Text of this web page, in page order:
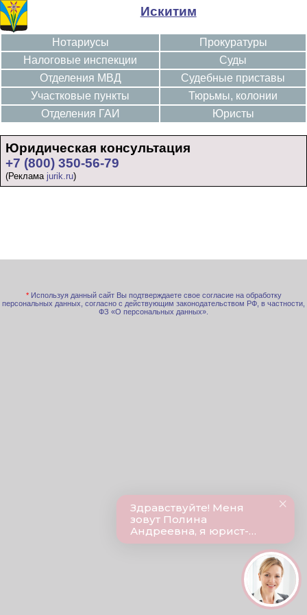
Искитим
Нотариусы
Налоговые инспекции
Отделения МВД
Участковые пункты
Отделения ГАИ
Прокуратуры
Суды
Судебные приставы
Тюрьмы, колонии
Юристы
Юридическая консультация
+7 (800) 350-56-79
(Реклама jurik.ru)
* Используя данный сайт Вы подтверждаете свое согласие на обработку
персональных данных, согласно с действующим законодательством РФ, в частности,
ФЗ «О персональных данных».